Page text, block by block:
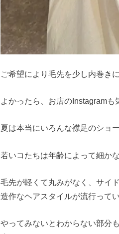
ご希望により毛先を少し内巻き
よかったら、お店のInstagram
夏は本当にいろんな襟足のショ
若いコたちは年齢によって細か
毛先が軽くて丸みがなく、サイ
造作なヘアスタイルが流行って
やってみないとわからない部分